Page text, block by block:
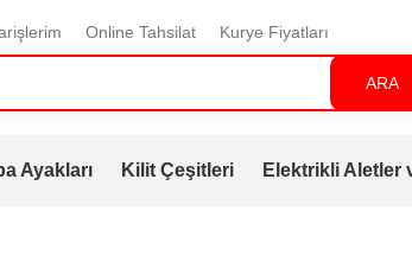
Online Tahsilat Kurye Fiyatları
ARA
Ayakları Kilit Çeşitleri Elektrikli Aletler